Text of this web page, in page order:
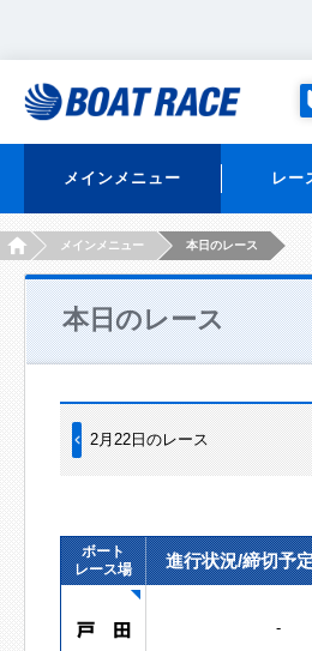
メインメニュー レー
HOMEメインメニュー 本日のレース
本日のレース
2月22日のレース
ボート
レース場
進行状況/締切予
-